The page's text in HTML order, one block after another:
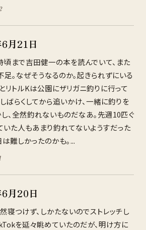
月21日
まで吉田健一の本を読んでいて、また
足。なぜそうなるのか。起きられずにいる
リトルKは公園にザリガニ釣りに行って
しばらくしてから追いかけ、一緒に釣りを
し、全然釣れないものだなあ。先週10匹ぐ
いた人もあまり釣れてないようすだった
は難しかったのかも。...
月20日
寝つけず、しかたないのでストレッチし
を延々眺めていたのだが、明け方に